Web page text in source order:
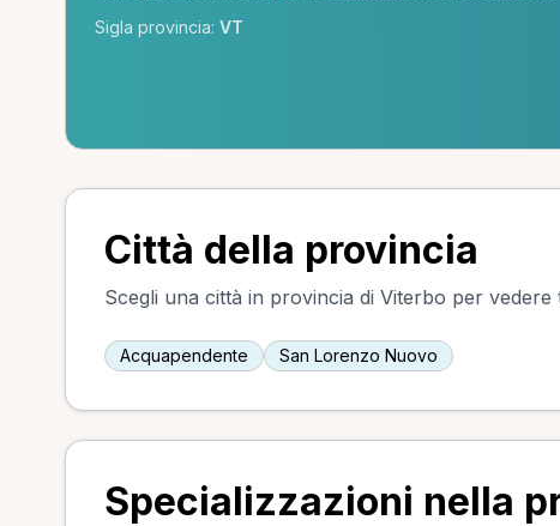
Sigla provincia: VT
Città della provincia
Scegli una città in provincia di Viterbo per
Acquapendente San Lorenzo Nuovo
Specializzazioni nella